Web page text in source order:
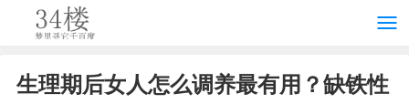
生理期后女人怎么调养最有用？缺铁性